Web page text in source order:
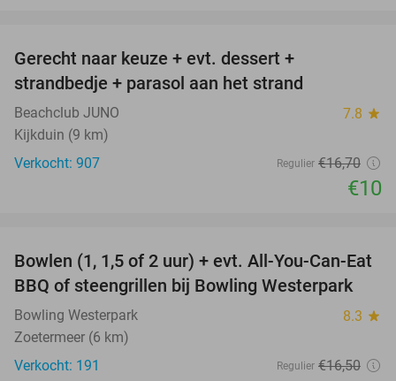
Gerecht naar keuze + evt. dessert +
strandbedje + parasol aan het strand
Beachclub JUNO 7.8 star
Kijkduin (9 km)
Verkocht: 907
Regulier €16,70
€10
48%
Bowlen (1, 1,5 of 2 uur) + evt. All-You-Can-Eat
BBQ of steengrillen bij Bowling Westerpark
Bowling Westerpark 8.3 star
Zoetermeer (6 km)
Verkocht: 191
Regulier €16,50